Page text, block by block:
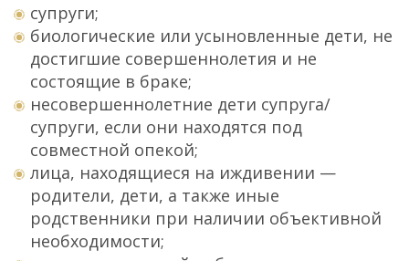
супруги;
биологические или усыновленные дети, не
достигшие совершеннолетия и не
состоящие в браке;
несовершеннолетние дети супруга/
супруги, если они находятся под
совместной опекой;
лица, находящиеся на иждивении —
родители, дети, а также иные
родственники при наличии объективной
необходимости;